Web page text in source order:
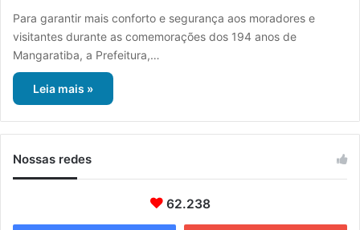
Para garantir mais conforto e segurança aos moradores e
visitantes durante as comemorações dos 194 anos de
Mangaratiba, a Prefeitura,…
Leia mais »
Nossas redes
62.238